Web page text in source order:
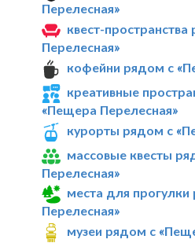
Перелесная»
квест-
Перелесная»
кофейни рядом с
креативные
«Пещера Перелесная»
курорты рядом с
массовые квесты
Перелесная»
места для
Перелесная»
музеи рядом с